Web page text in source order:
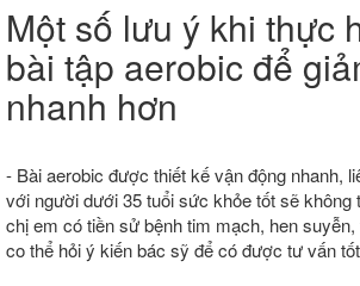
Một số lưu ý khi thực
bài tập aerobic để
nhanh hơn
- Bài aerobic được thiết kế vận động nhanh,
với người dưới 35 tuổi sức khỏe tốt sẽ không
chị em có tiền sử bệnh tim mạch, hen
co thể hỏi ý kiến bác sỹ để có được tư vấn